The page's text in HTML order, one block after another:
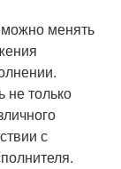
менять
не только
с